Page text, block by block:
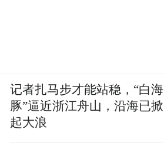
记者扎马步才能站稳，“白海
豚”逼近浙江舟山，沿海已掀
起大浪